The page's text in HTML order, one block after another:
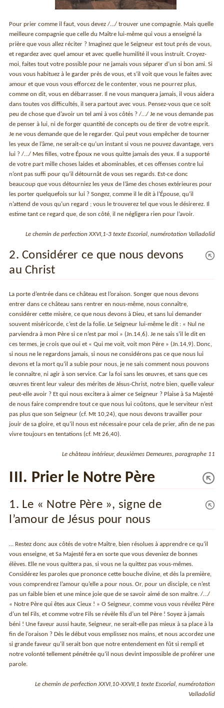
Pour prier comme il faut, vous devez /…/ trouver une compagnie. Mais quelle
meilleure compagnie que celle du Maître lui-même qui vous a enseigné la
prière que vous allez réciter ? Imaginez que le Seigneur est tout prés de vous,
et regardez avec quel amour et avec quelle humilité il vous instruit. Croyez-
moi, faites tout votre possible pour ne jamais vous séparer d’un si bon ami. Si
vous vous habituez à le garder près de vous, et s’il voit que vous le faites avec
amour et que vous vous efforcez de le contenter, vous ne pourrez plus,
comme on dit, vous en débarrasser. Il ne vous manquera jamais, il vous aidera
dans toutes vos difficultés, il sera partout avec vous. Pensez-vous que ce soit
peu de chose que d’avoir un tel ami à vos côtés ? /…/ Je ne vous demande pas
de penser à lui, ni de forger quantité de concepts ou de tirer de votre esprit.
Je ne vous demande que de le regarder. Qui peut vous empêcher de tourner
les yeux de l’âme, ne serait-ce qu’un instant si vous ne pouvez davantage, vers
lui ? /…/ Mes filles, votre Époux ne vous quitte jamais des yeux. Il a supporté
de votre part mille choses laides et abominables, et ces offenses contre lui
n’ont pas suffi pour qu’il détournât de vous ses regards. Est-ce donc
beaucoup que vous détourniez les yeux de l’âme des choses extérieures pour
les porter quelquefois sur lui ? Songez, comme il le dit à l’Épouse, qu’il
n’attend de vous qu’un regard ; vous le trouverez tel que vous le désirerez. Il
estime tant ce regard que, de son côté, il ne négligera rien pour l’avoir.
Le chemin de perfection XXVI,1-3 texte Escorial, numérotation Valladolid
2. Considérer ce que nous devons
au Christ
La porte d’entrée dans ce château est l’oraison. Songer que nous devons
entrer dans ce château sans rentrer en nous-même, nous connaître,
considérer cette misère, ce que nous devons à Dieu, et sans lui demander
souvent miséricorde, c’est de la folie. Le Seigneur lui-même le dit : « Nul ne
parviendra à mon Père si ce n’est par moi » (Jn.14,6). Je ne sais s’il le dit en
ces termes, je crois que oui et « Qui me voit, voit mon Père » (Jn.14,9). Donc,
si nous ne le regardons jamais, si nous ne considérons pas ce que nous lui
devons et la mort qu’il a subie pour nous, je ne sais comment nous pouvons
le connaître, ni agir à son service. Car la foi sans les œuvres, et sans que ces
œuvres tirent leur valeur des mérites de Jésus-Christ, notre bien, quelle valeur
peut-elle avoir ? Et qui nous excitera à aimer ce Seigneur ? Plaise à Sa Majesté
de nous faire comprendre tout ce que nous lui coûtons, que le serviteur n’est
pas plus que son Seigneur (cf. Mt 10,24), que nous devons travailler pour
jouir de sa gloire, et qu’il nous est nécessaire pour cela de prier, afin de ne pas
vivre toujours en tentations (cf. Mt 26,40).
Le château intérieur, deuxièmes Demeures, paragraphe 11
III. Prier le Notre Père
1. Le « Notre Père », signe de
l’amour de Jésus pour nous
… Restez donc aux côtés de votre Maître, bien résolues à apprendre ce qu’il
vous enseigne, et Sa Majesté fera en sorte que vous deveniez de bonnes
élèves. Elle ne vous quittera pas, si vous ne la quittez pas vous-mêmes.
Considérez les paroles que prononce cette bouche divine, et dès la première,
vous comprendrez l’amour qu’elle a pour nous. Or, pour un disciple, ce n’est
pas un faible bien et une mince joie que de se savoir aimé de son maître. /…/
« Notre Père qui êtes aux Cieux ! » O Seigneur, comme vous vous révélez Père
d’un tel Fils, et comme votre Fils se révèle fils d’un tel Père ! Soyez à jamais
béni ! Une faveur aussi haute, Seigneur, ne serait-elle pas mieux à sa place à la
fin de l’oraison ? Dès le début vous emplissez nos mains, et nous accordez une
si grande faveur qu’il serait bon que notre entendement en fût si rempli et
notre volonté tellement pénétrée qu’il nous devint impossible de proférer une
parole.
Le chemin de perfection XXVI,10-XXVII,1 texte Escorial, numérotation
Valladolid